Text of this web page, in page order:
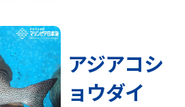
アジアコシ
ョウダイ